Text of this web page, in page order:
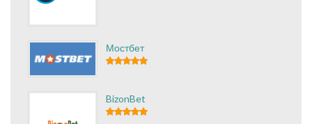
Мостбет
BizonBet